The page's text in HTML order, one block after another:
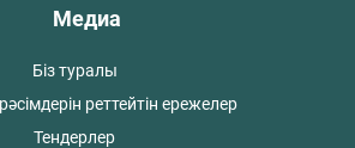
Медиа
Біз туралы
реттейтін ережелер
Тендерлер